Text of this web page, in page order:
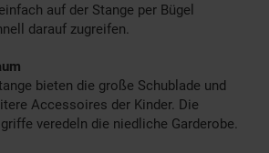
auf der Stange per Bügel
darauf zugreifen.
bieten die große Schublade und
Accessoires der Kinder. Die
veredeln die niedliche Garderobe.